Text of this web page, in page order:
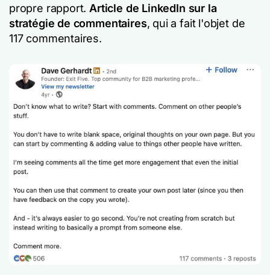
propre rapport. Article de LinkedIn sur la
stratégie de commentaires, qui a fait l'objet de
117 commentaires.